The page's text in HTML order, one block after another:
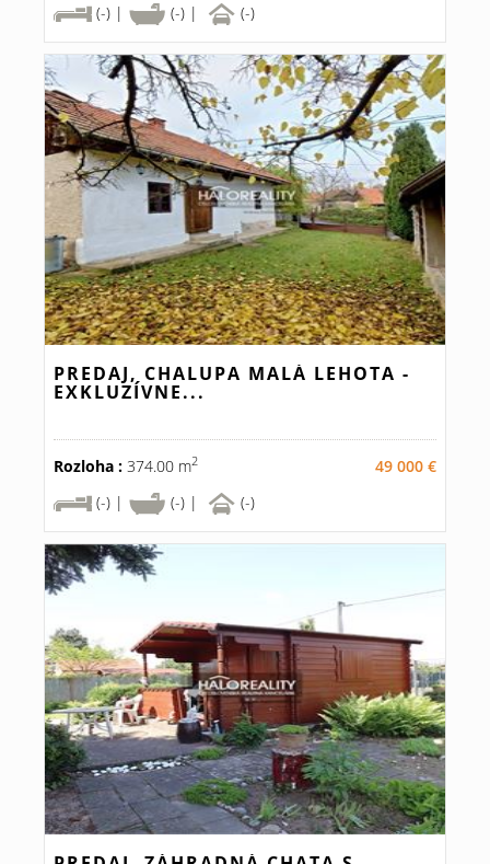
(-) |
(-) | (-)
PREDAJ, CHALUPA MALÁ LEHOTA -
EXKLUZÍVNE...
Rozloha : 374.00 m2
49 000 €
(-) |
(-) | (-)